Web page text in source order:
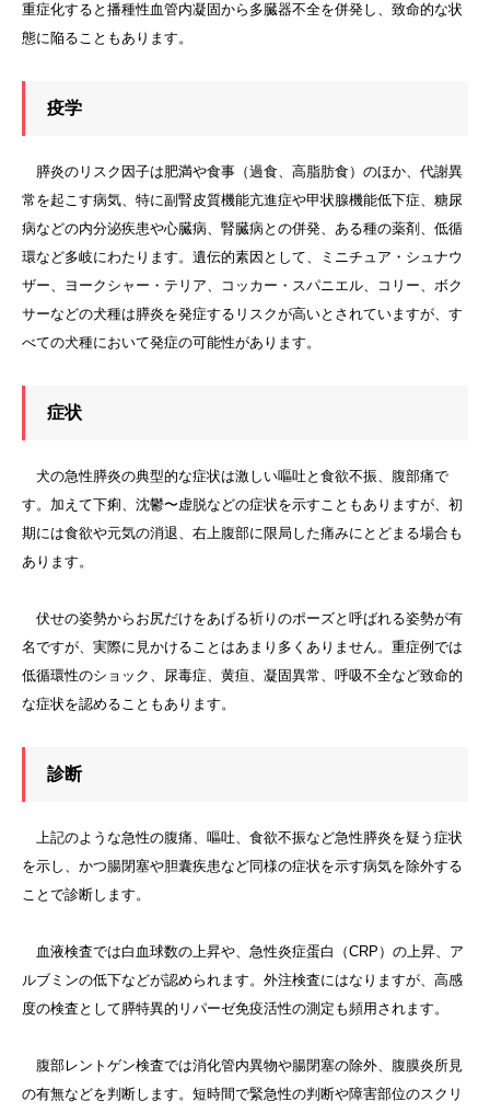
重症化すると播種性血管内凝固から多臓器不全を併発し、致命的な状
態に陥ることもあります。
疫学
膵炎のリスク因子は肥満や食事（過食、高脂肪食）のほか、代謝異
常を起こす病気、特に副腎皮質機能亢進症や甲状腺機能低下症、糖尿
病などの内分泌疾患や心臓病、腎臓病との併発、ある種の薬剤、低循
環など多岐にわたります。遺伝的素因として、ミニチュア・シュナウ
ザー、ヨークシャー・テリア、コッカー・スパニエル、コリー、ボク
サーなどの犬種は膵炎を発症するリスクが高いとされていますが、す
べての犬種において発症の可能性があります。
症状
犬の急性膵炎の典型的な症状は激しい嘔吐と食欲不振、腹部痛で
す。加えて下痢、沈鬱〜虚脱などの症状を示すこともありますが、初
期には食欲や元気の消退、右上腹部に限局した痛みにとどまる場合も
あります。
伏せの姿勢からお尻だけをあげる祈りのポーズと呼ばれる姿勢が有
名ですが、実際に見かけることはあまり多くありません。重症例では
低循環性のショック、尿毒症、黄疸、凝固異常、呼吸不全など致命的
な症状を認めることもあります。
診断
上記のような急性の腹痛、嘔吐、食欲不振など急性膵炎を疑う症状
を示し、かつ腸閉塞や胆囊疾患など同様の症状を示す病気を除外する
ことで診断します。
血液検査では白血球数の上昇や、急性炎症蛋白（CRP）の上昇、ア
ルブミンの低下などが認められます。外注検査にはなりますが、高感
度の検査として膵特異的リパーゼ免疫活性の測定も頻用されます。
腹部レントゲン検査では消化管内異物や腸閉塞の除外、腹膜炎所見
の有無などを判断します。短時間で緊急性の判断や障害部位のスクリ